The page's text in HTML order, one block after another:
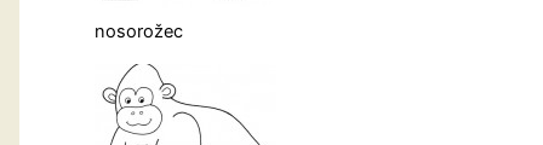
nosorožec